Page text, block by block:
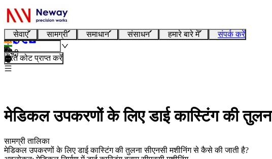
सेवाएं सामग्री समाधान संसाधन हमारे बारे में संपर्क करें
हिन्दी
तुरंत कोट प्राप्त करें
मेडिकल उपकरणों के लिए डाई कास्टिंग की
सामग्री तालिका
मेडिकल उपकरणों के लिए डाई कास्टिंग की तुलना सीएनसी मशीनिंग से कैसे की जाती है?